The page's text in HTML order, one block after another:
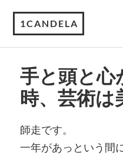
1CANDELA
手と頭と心
時、芸術は
師走です。
一年があっという間